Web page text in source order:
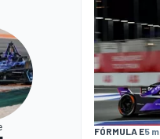
FÓRMULA E5 m